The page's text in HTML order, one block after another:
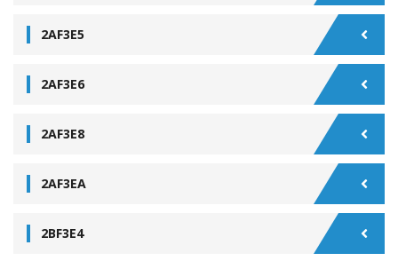
2AF3E5
2AF3E6
2AF3E8
2AF3EA
2BF3E4